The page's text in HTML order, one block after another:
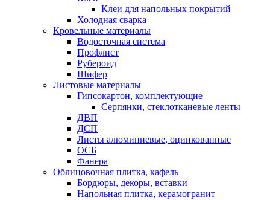
Клеи для напольных покрытий
Холодная сварка
Кровельные материалы
Водосточная система
Профлист
Рубероид
Шифер
Листовые материалы
Гипсокартон, комплектующие
Серпянки, стеклотканевые ленты
ДВП
ДСП
Листы алюминиевые, оцинкованные
ОСБ
Фанера
Облицовочная плитка, кафель
Бордюры, декоры, вставки
Напольная плитка, керамогранит